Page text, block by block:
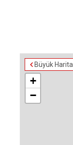
Büyük Harita
+
−